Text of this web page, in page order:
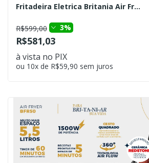
Fritadeira Eletrica Britania Air Fr...
R$599,00 3%
R$581,03
à vista no PIX
ou 10x de R$59,90 sem juros